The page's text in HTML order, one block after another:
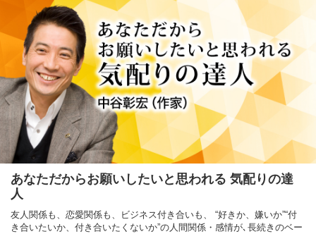
あなただからお願いしたいと思われる 気配りの達
人
友人関係も、恋愛関係も、ビジネス付き合いも、 “好きか、嫌いか”“付
き合いたいか、付き合いたくないか”の人間関係・感情が､長続きのベー